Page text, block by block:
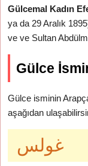
Gülcemal Kadın
ya da 29 Aralık
ve ve Sultan
Gülce
Gülce isminin
aşağıdan
غولس